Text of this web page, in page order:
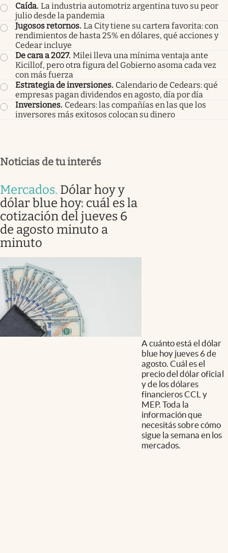
Caída. La industria automotriz argentina tuvo su peor
julio desde la pandemia
Jugosos retornos. La City tiene su cartera favorita: con
rendimientos de hasta 25% en dólares, qué acciones y
Cedear incluye
De cara a 2027. Milei lleva una mínima ventaja ante
Kicillof, pero otra figura del Gobierno asoma cada vez
con más fuerza
Estrategia de inversiones. Calendario de Cedears: qué
empresas pagan dividendos en agosto, día por día
Inversiones. Cedears: las compañías en las que los
inversores más exitosos colocan su dinero
Noticias de tu interés
Mercados. Dólar hoy y
dólar blue hoy: cuál es la
cotización del jueves 6
de agosto minuto a
minuto
A cuánto está el dólar
blue hoy jueves 6 de
agosto. Cuál es el
precio del dólar oficial
y de los dólares
financieros CCL y
MEP. Toda la
información que
necesitás sobre cómo
sigue la semana en los
mercados.